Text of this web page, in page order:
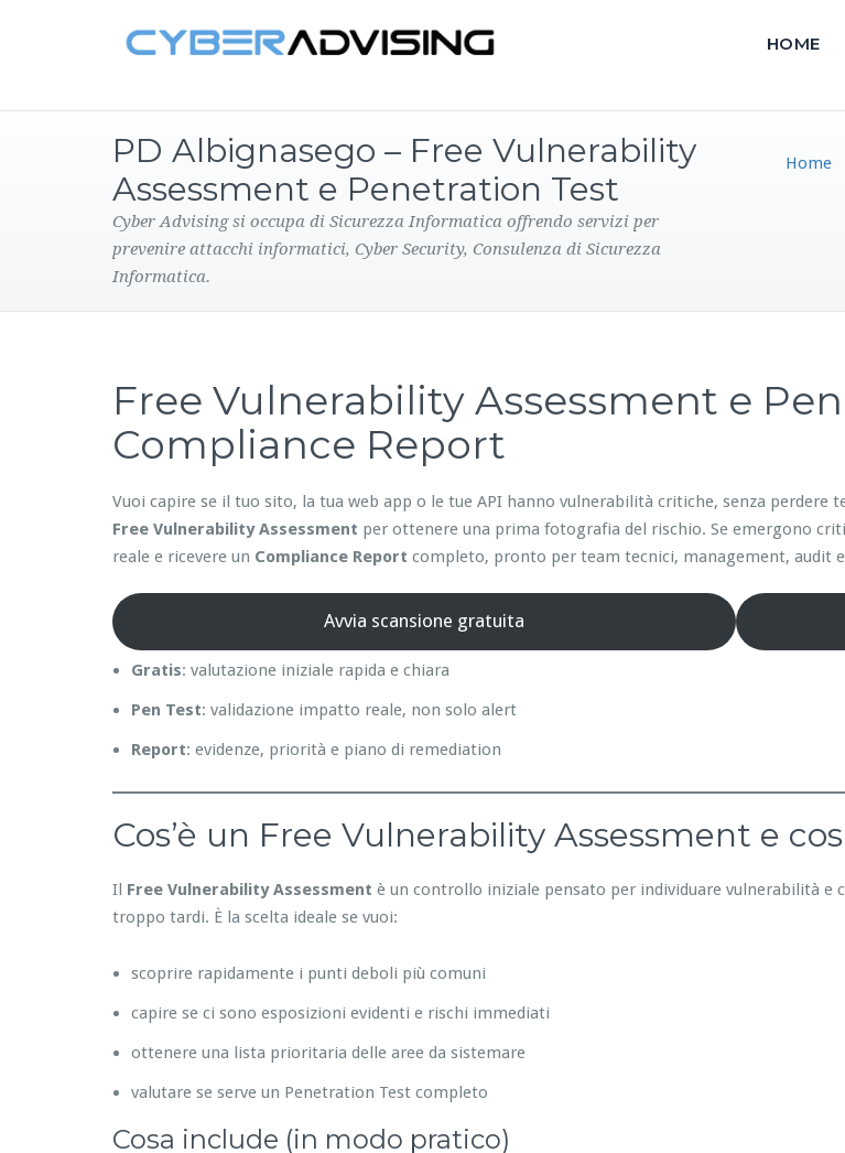
HOME
PD Albignasego – Free Vulnerability
Assessment e Penetration Test
Cyber Advising si occupa di Sicurezza Informatica offrendo servizi per
prevenire attacchi informatici, Cyber Security, Consulenza di Sicurezza
Informatica.
Home
Free Vulnerability Assessment e
Compliance Report
Vuoi capire se il tuo sito, la tua web app o le tue API hanno vulnerabilità critiche, senza perdere
Free Vulnerability Assessment per ottenere una prima fotografia del rischio. Se emergono
reale e ricevere un Compliance Report completo, pronto per team tecnici, management, audit
Avvia scansione gratuita
Gratis: valutazione iniziale rapida e chiara
Pen Test: validazione impatto reale, non solo alert
Report: evidenze, priorità e piano di remediation
Cos’è un Free Vulnerability Assessment e
Il Free Vulnerability Assessment è un controllo iniziale pensato per individuare vulnerabilità
troppo tardi. È la scelta ideale se vuoi:
scoprire rapidamente i punti deboli più comuni
capire se ci sono esposizioni evidenti e rischi immediati
ottenere una lista prioritaria delle aree da sistemare
valutare se serve un Penetration Test completo
Cosa include (in modo pratico)